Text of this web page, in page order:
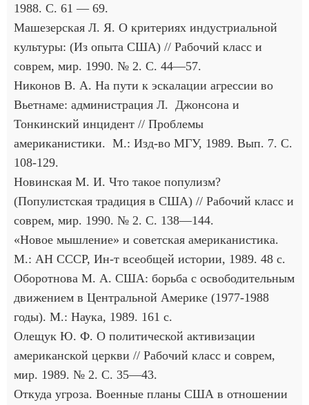
1988. С. 61 — 69.
Машезерская Л. Я. О критериях индустриальной
культуры: (Из опыта США) // Рабочий класс и
соврем, мир. 1990. № 2. С. 44—57.
Никонов В. А. На пути к эскалации агрессии во
Вьетнаме: администрация Л. Джонсона и
Тонкинский инцидент // Проблемы
американистики. М.: Изд-во МГУ, 1989. Вып. 7. С.
108-129.
Новинская М. И. Что такое популизм?
(Популистская традиция в США) // Рабочий класс и
соврем, мир. 1990. № 2. С. 138—144.
«Новое мышление» и советская американистика.
М.: АН СССР, Ин-т всеобщей истории, 1989. 48 с.
Оборотнова М. А. США: борьба с освободительным
движением в Центральной Америке (1977-1988
годы). М.: Наука, 1989. 161 с.
Олещук Ю. Ф. О политической активизации
американской церкви // Рабочий класс и соврем,
мир. 1989. № 2. С. 35—43.
Откуда угроза. Военные планы США в отношении